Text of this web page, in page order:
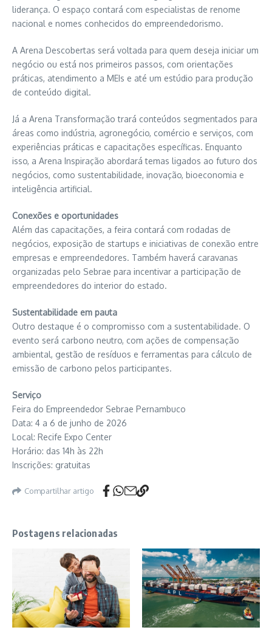
liderança. O espaço contará com especialistas de renome
nacional e nomes conhecidos do empreendedorismo.
A Arena Descobertas será voltada para quem deseja iniciar um
negócio ou está nos primeiros passos, com orientações
práticas, atendimento a MEIs e até um estúdio para produção
de conteúdo digital.
Já a Arena Transformação trará conteúdos segmentados para
áreas como indústria, agronegócio, comércio e serviços, com
experiências práticas e capacitações específicas. Enquanto
isso, a Arena Inspiração abordará temas ligados ao futuro dos
negócios, como sustentabilidade, inovação, bioeconomia e
inteligência artificial.
Conexões e oportunidades
Além das capacitações, a feira contará com rodadas de
negócios, exposição de startups e iniciativas de conexão entre
empresas e empreendedores. Também haverá caravanas
organizadas pelo Sebrae para incentivar a participação de
empreendedores do interior do estado.
Sustentabilidade em pauta
Outro destaque é o compromisso com a sustentabilidade. O
evento será carbono neutro, com ações de compensação
ambiental, gestão de resíduos e ferramentas para cálculo de
emissão de carbono pelos participantes.
Serviço
Feira do Empreendedor Sebrae Pernambuco
Data: 4 a 6 de junho de 2026
Local: Recife Expo Center
Horário: das 14h às 22h
Inscrições: gratuitas
Compartilhar artigo
Postagens relacionadas